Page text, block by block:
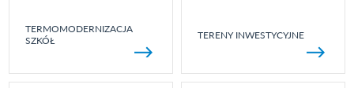
TERMOMODERNIZACJA
SZKÓŁ
TERENY INWESTYCYJNE